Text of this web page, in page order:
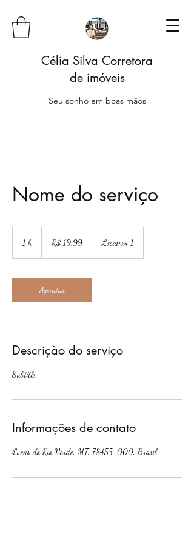
Célia Silva Corretora
de imóveis
Seu sonho em boas mãos
Nome do serviço
1 h
brasileiros
R$ 19,99 Location 1
Agendar
Descrição do serviço
Subtitle
Informações de contato
Lucas do Rio Verde, MT, 78455-000, Brasil